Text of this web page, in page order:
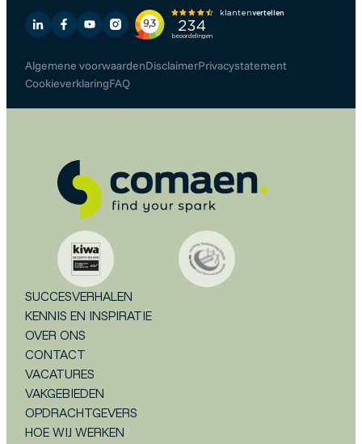
Algemene voorwaardenDisclaimerPrivacystatement
CookieverklaringFAQ
SUCCESVERHALEN
KENNIS EN INSPIRATIE
OVER ONS
CONTACT
VACATURES
VAKGEBIEDEN
OPDRACHTGEVERS
HOE WIJ WERKEN